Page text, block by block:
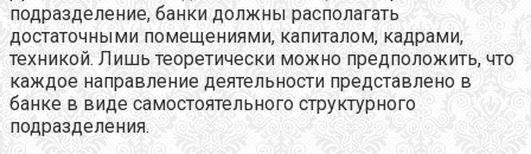
подразделение, банки должны располагать
достаточными помещениями, капиталом, кадрами,
техникой. Лишь теоретически можно предположить, что
каждое направление деятельности представлено в
банке в виде самостоятельного структурного
подразделения.